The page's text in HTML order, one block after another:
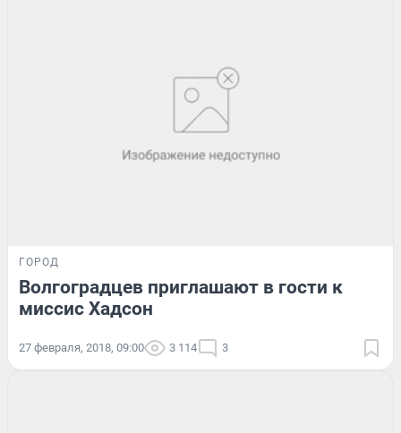
ГОРОД
Волгоградцев приглашают в гости к
миссис Хадсон
27 февраля, 2018, 09:00 3 114 3